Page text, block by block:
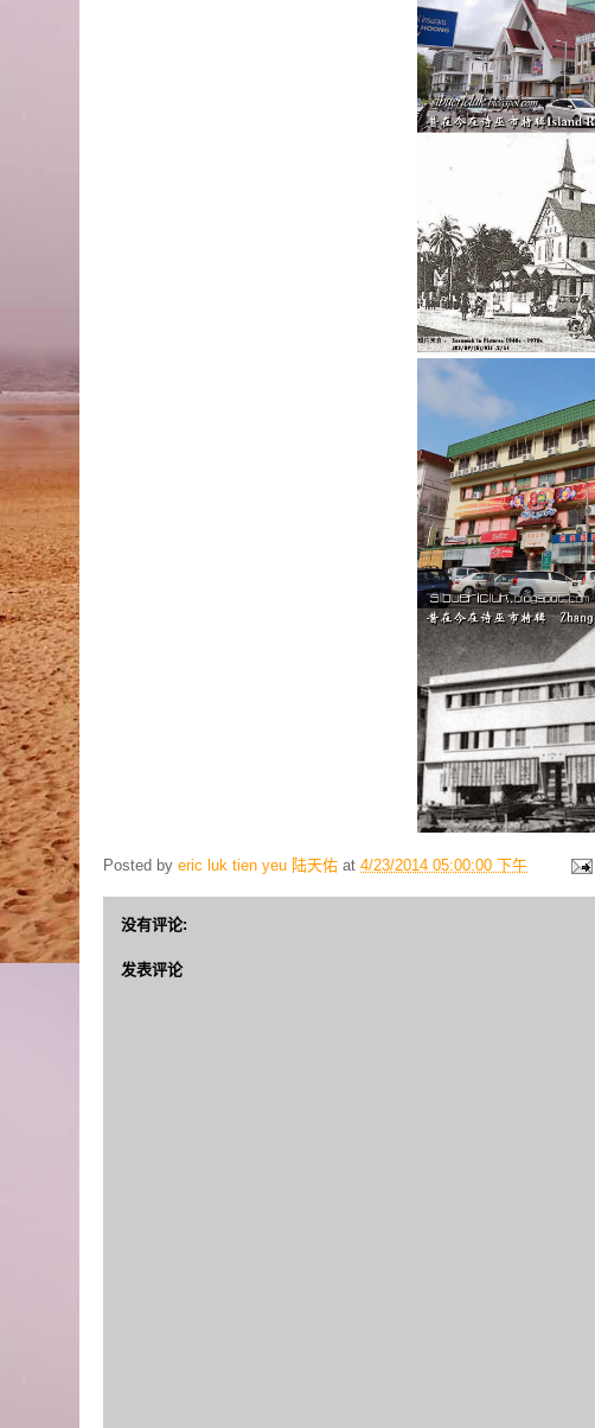
Posted by eric luk tien yeu 陆天佑 at 4/23/2014 05:00:00 下午
没有评论:
发表评论